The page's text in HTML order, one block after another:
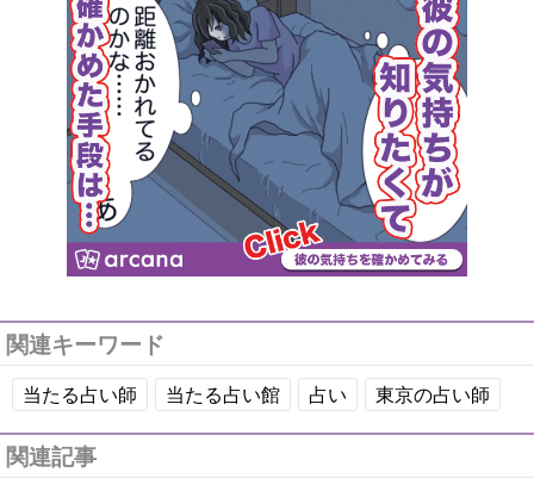
関連キーワード
当たる占い師 当たる占い館 占い 東京の占い師
関連記事